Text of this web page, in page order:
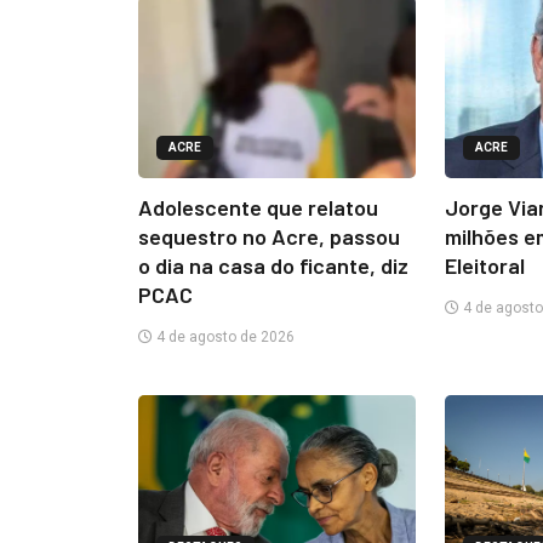
ACRE
Adolescente que relatou
sequestro no Acre, passou
o dia na casa do ficante, diz
PCAC
4 de agosto de 2026
ACRE
Jorge
milhões
Eleitoral
4 de